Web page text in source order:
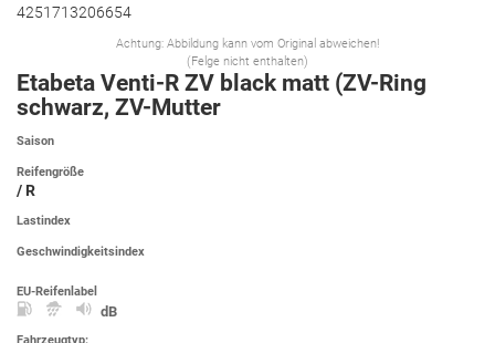
Achtung: Abbildung kann vom Original abweichen!
(Felge nicht enthalten)
Etabeta Venti-R ZV black matt (ZV-Ring
schwarz, ZV-Mutter
Saison
Reifengröße
/ R
Lastindex
Geschwindigkeitsindex
EU-Reifenlabel
dB